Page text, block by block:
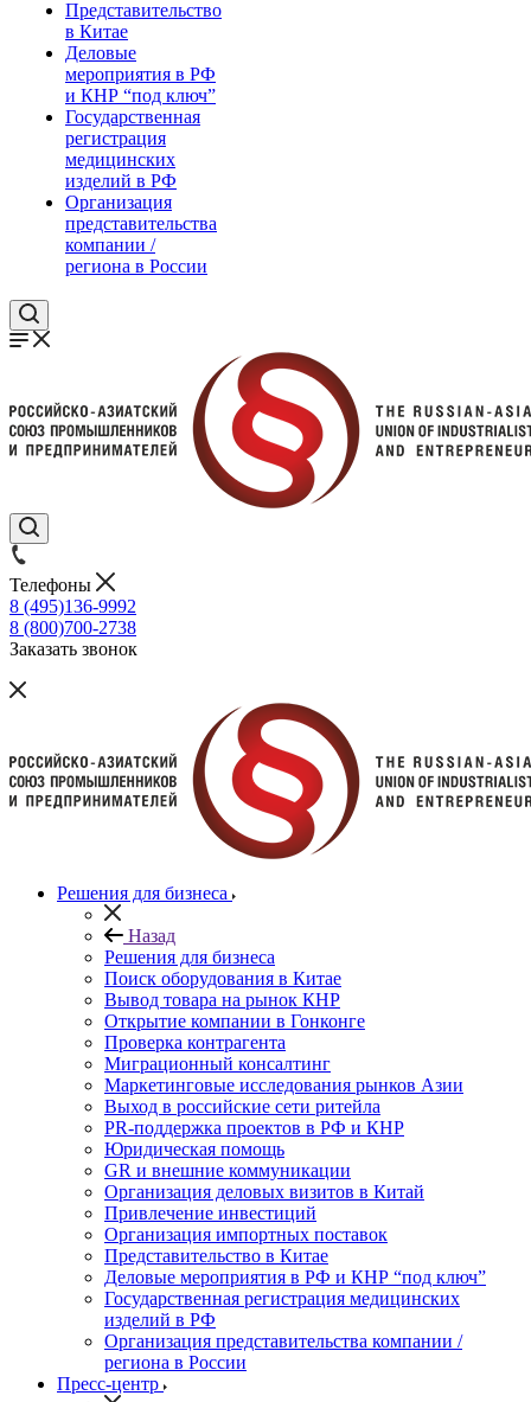
Представительство
в Китае
Деловые
мероприятия в РФ
и КНР “под ключ”
Государственная
регистрация
медицинских
изделий в РФ
Организация
представительства
компании /
региона в России
Телефоны
8 (495)136-9992
8 (800)700-2738
Заказать звонок
Решения для бизнеса
Назад
Решения для бизнеса
Поиск оборудования в Китае
Вывод товара на рынок КНР
Открытие компании в Гонконге
Проверка контрагента
Миграционный консалтинг
Маркетинговые исследования рынков Азии
Выход в российские сети ритейла
PR-поддержка проектов в РФ и КНР
Юридическая помощь
GR и внешние коммуникации
Организация деловых визитов в Китай
Привлечение инвестиций
Организация импортных поставок
Представительство в Китае
Деловые мероприятия в РФ и КНР “под ключ”
Государственная регистрация медицинских
изделий в РФ
Организация представительства компании /
региона в России
Пресс-центр